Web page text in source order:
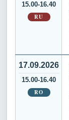
15.00-16.40
RU
17.09.2026
15.00-16.40
RO